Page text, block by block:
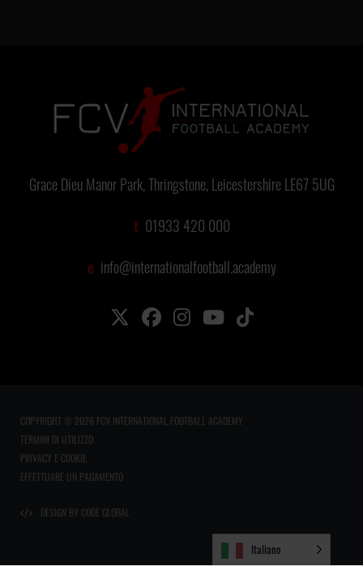
Grace Dieu Manor Park, Thringstone, Leicestershire LE67 5UG
t 01933 420 000
e info@internationalfootball.academy
COPYRIGHT © 2026 FCV INTERNATIONAL FOOTBALL ACADEMY
TERMINI DI UTILIZZO
PRIVACY E COOKIE
EFFETTUARE UN PAGAMENTO
DESIGN BY CODE GLOBAL
Italiano